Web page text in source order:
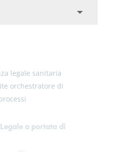
a portata di